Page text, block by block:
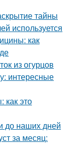
тайны
используется
как
из огурцов
интересные
как это
до наших дней
за месяц: